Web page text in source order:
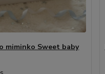
miminko Sweet baby